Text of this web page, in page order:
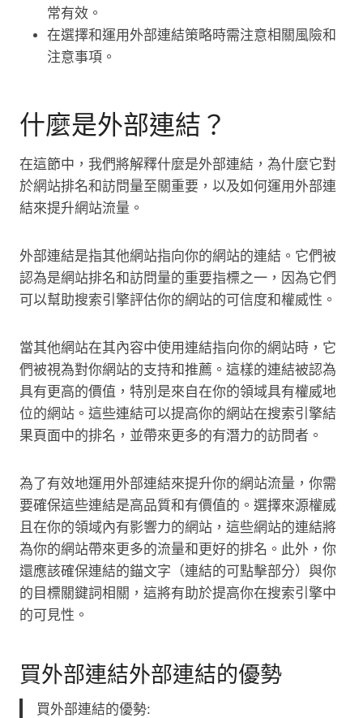
常有效。
在選擇和運用外部連結策略時需注意相關風險和
注意事項。
什麼是外部連結？
在這節中，我們將解釋什麼是外部連結，為什麼它對
於網站排名和訪問量至關重要，以及如何運用外部連
結來提升網站流量。
外部連結是指其他網站指向你的網站的連結。它們被
認為是網站排名和訪問量的重要指標之一，因為它們
可以幫助搜索引擎評估你的網站的可信度和權威性。
當其他網站在其內容中使用連結指向你的網站時，它
們被視為對你網站的支持和推薦。這樣的連結被認為
具有更高的價值，特別是來自在你的領域具有權威地
位的網站。這些連結可以提高你的網站在搜索引擎結
果頁面中的排名，並帶來更多的有潛力的訪問者。
為了有效地運用外部連結來提升你的網站流量，你需
要確保這些連結是高品質和有價值的。選擇來源權威
且在你的領域內有影響力的網站，這些網站的連結將
為你的網站帶來更多的流量和更好的排名。此外，你
還應該確保連結的錨文字（連結的可點擊部分）與你
的目標關鍵詞相關，這將有助於提高你在搜索引擎中
的可見性。
買外部連結外部連結的優勢
買外部連結的優勢: